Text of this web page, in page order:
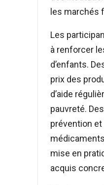
les marchés
Les
à renforcer
d’enfants.
prix des
d’aide
pauvreté.
prévention
mise en
acquis